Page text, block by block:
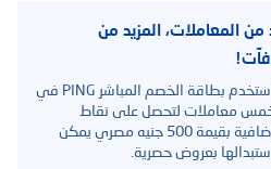
من المعاملات، المزيد من
بطاقة الخصم المباشر PING في
معاملات لتحصل على نقاط
إضافية بقيمة 500 جنيه مصري يمكن
بعروض حصرية.